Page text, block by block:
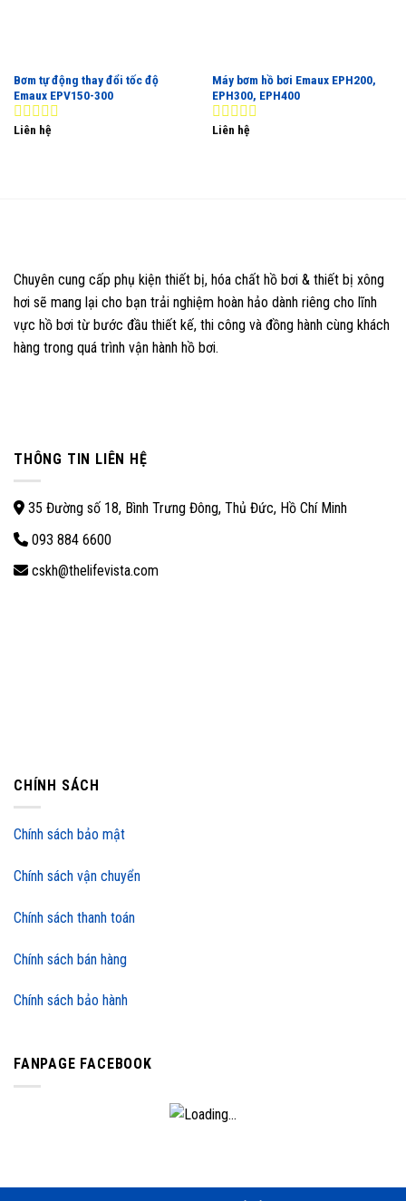
Bơm tự động thay đổi tốc độ
Emaux EPV150-300
0
Liên hệ
Máy bơm hồ bơi Emaux EPH200,
EPH300, EPH400
0
Liên hệ
Chuyên cung cấp phụ kiện thiết bị, hóa chất hồ bơi & thiết bị xông
hơi sẽ mang lại cho bạn trải nghiệm hoàn hảo dành riêng cho lĩnh
vực hồ bơi từ bước đầu thiết kế, thi công và đồng hành cùng khách
hàng trong quá trình vận hành hồ bơi.
THÔNG TIN LIÊN HỆ
35 Đường số 18, Bình Trưng Đông, Thủ Đức, Hồ Chí Minh
093 884 6600
cskh@thelifevista.com
CHÍNH SÁCH
Chính sách bảo mật
Chính sách vận chuyển
Chính sách thanh toán
Chính sách bán hàng
Chính sách bảo hành
FANPAGE FACEBOOK